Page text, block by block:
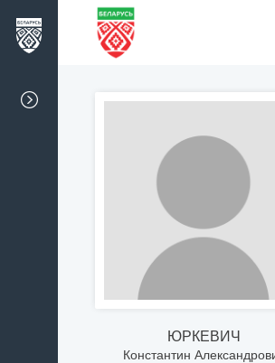
ЮРКЕВИЧ
Константин